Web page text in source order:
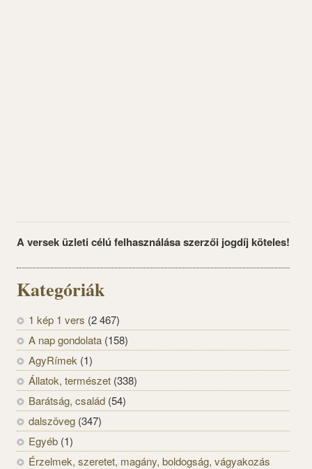
A versek üzleti célú felhasználása szerzői jogdíj köteles!
Kategóriák
1 kép 1 vers (2 467)
A nap gondolata (158)
AgyRímek (1)
Állatok, természet (338)
Barátság, család (54)
dalszöveg (347)
Egyéb (1)
Érzelmek, szeretet, magány, boldogság, vágyakozás